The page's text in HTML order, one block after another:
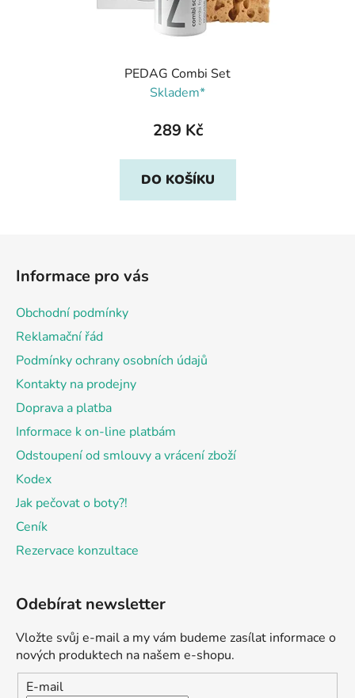
PEDAG Combi Set
Skladem*
289 Kč
DO KOŠÍKU
Informace pro vás
Obchodní podmínky
Reklamační řád
Podmínky ochrany osobních údajů
Kontakty na prodejny
Doprava a platba
Informace k on-line platbám
Odstoupení od smlouvy a vrácení zboží
Kodex
Jak pečovat o boty?!
Ceník
Rezervace konzultace
Odebírat newsletter
Vložte svůj e-mail a my vám budeme zasílat informace o
nových produktech na našem e-shopu.
E-mail